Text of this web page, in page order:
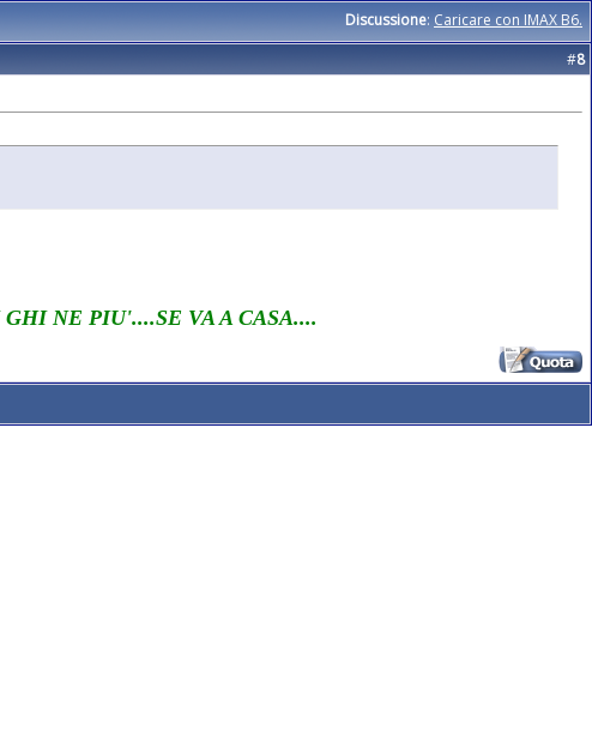
Discussione: Caricare con IMAX B6.
#8
NE PIU'....SE VA A CASA....